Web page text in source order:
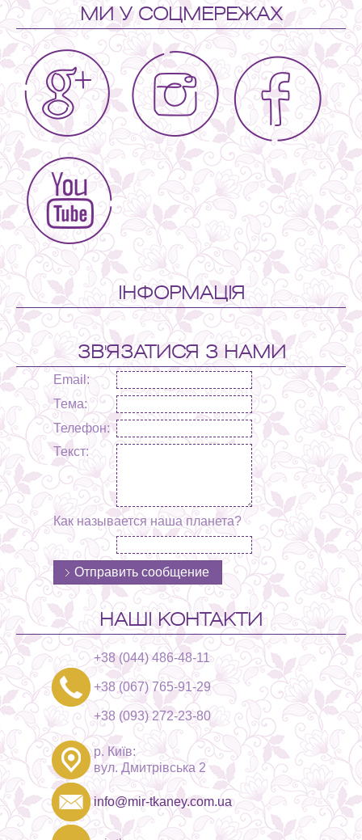
МИ У СОЦМЕРЕЖАХ
ІНФОРМАЦІЯ
ЗВ'ЯЗАТИСЯ З НАМИ
Email:
Тема:
Телефон:
Текст:
Как называется наша планета?
НАШІ КОНТАКТИ
+38 (044) 486-48-11
+38 (067) 765-91-29
+38 (093) 272-23-80
р. Київ:
вул. Дмитрівська 2
info@mir-tkaney.com.ua